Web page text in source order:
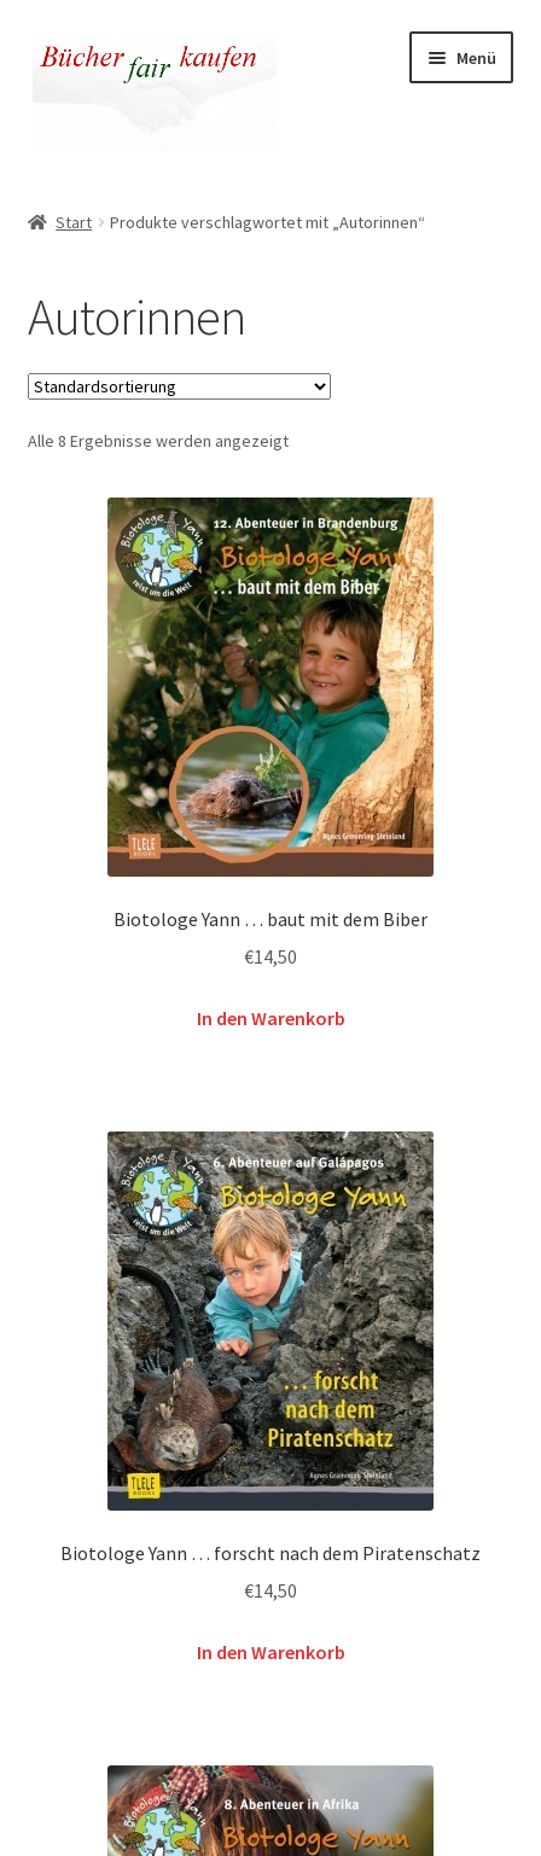
Zur
Navigation
Zum
Inhalt
Menü
Warenkorb
Warum fair kaufen
Start Produkte verschlagwortet mit „Autorinnen“
Autorinnen
Alle 8 Ergebnisse werden angezeigt
Biotologe Yann … baut mit dem Biber
€14,50
In den Warenkorb
Biotologe Yann … forscht nach dem Piratenschatz
€14,50
In den Warenkorb